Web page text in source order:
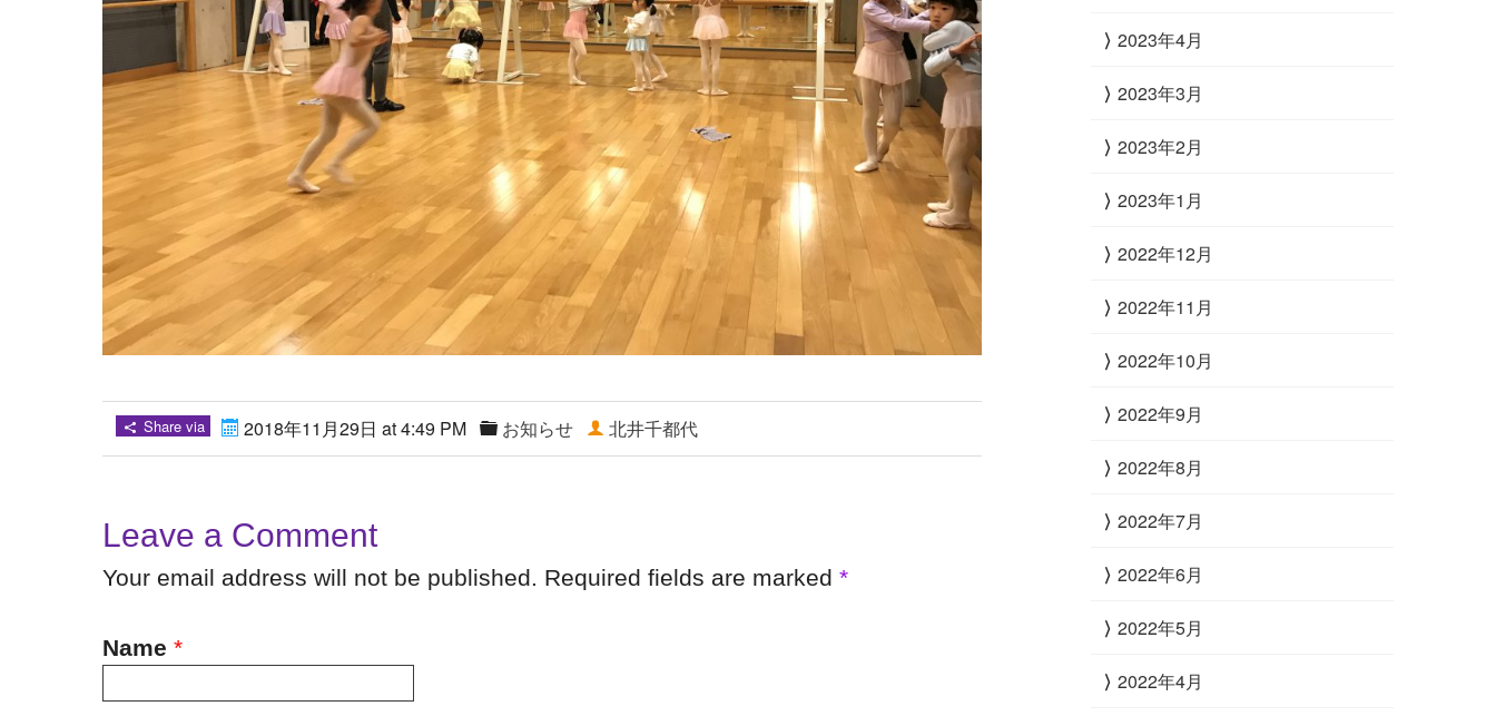
Share via 2018年11月29日 at 4:49 PM お知らせ 北井千都代
Leave a Comment
Your email address will not be published. Required fields are marked *
Name *
2023年4月
2023年3月
2023年2月
2023年1月
2022年12月
2022年11月
2022年10月
2022年9月
2022年8月
2022年7月
2022年6月
2022年5月
2022年4月